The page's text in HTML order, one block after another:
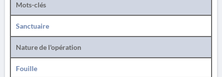
Mots-clés
Sanctuaire
Nature de l'opération
Fouille